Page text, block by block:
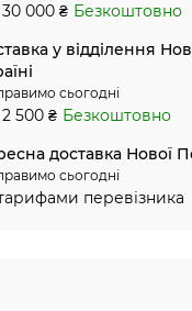
30 000 ₴ Безкоштовно
у відділення
сьогодні
2 500 ₴ Безкоштовно
доставка Нової
сьогодні
перевізника